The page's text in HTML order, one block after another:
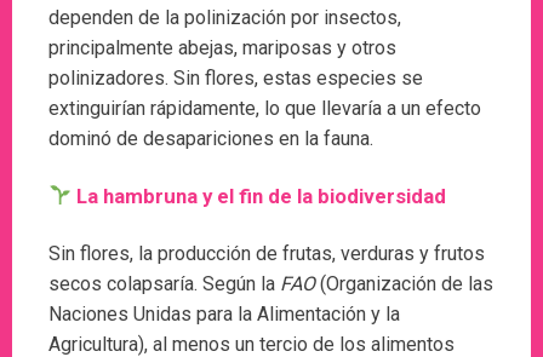
dependen de la polinización por insectos,
principalmente abejas, mariposas y otros
polinizadores. Sin flores, estas especies se
extinguirían rápidamente, lo que llevaría a un efecto
dominó de desapariciones en la fauna.
La hambruna y el fin de la biodiversidad
Sin flores, la producción de frutas, verduras y frutos
secos colapsaría. Según la FAO(Organización de las
Naciones Unidas para la Alimentación y la
Agricultura), al menos un tercio de los alimentos